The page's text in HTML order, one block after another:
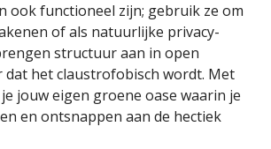
ook functioneel zijn; gebruik ze om
of als natuurlijke privacy-
structuur aan in open
dat het claustrofobisch wordt. Met
jouw eigen groene oase waarin je
en ontsnappen aan de hectiek